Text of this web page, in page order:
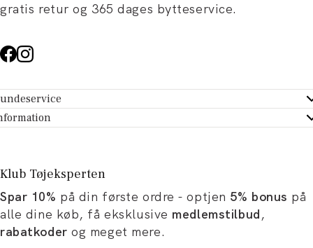
gratis retur og 365 dages bytteservice.
- Hjælpecenter
dit køb
Tøjeksperten
og artikler
og karriere
Klub Tøjeksperten
Spar 10% på din første ordre - optjen 5% bonus på
alle dine køb, få eksklusive medlemstilbud,
rabatkoder og meget mere.